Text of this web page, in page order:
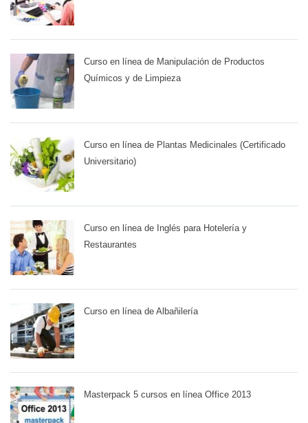
Curso en línea de Manipulación de Productos
Químicos y de Limpieza
Curso en línea de Plantas Medicinales (Certificado
Universitario)
Curso en línea de Inglés para Hotelería y
Restaurantes
Curso en línea de Albañilería
Masterpack 5 cursos en línea Office 2013